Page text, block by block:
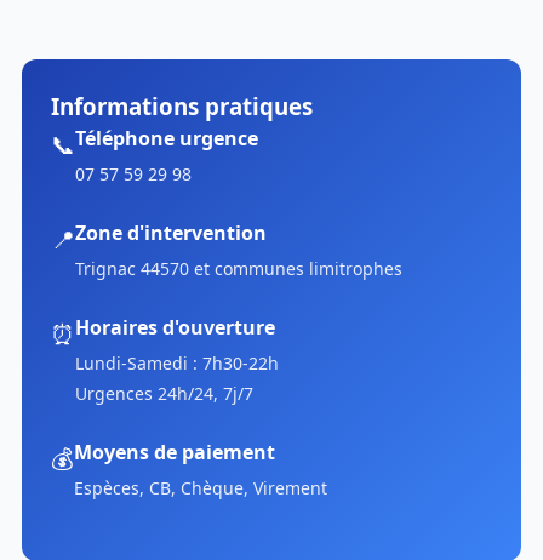
Informations pratiques
📞Téléphone urgence
07 57 59 29 98
📍Zone d'intervention
Trignac 44570 et communes limitrophes
⏰Horaires d'ouverture
Lundi-Samedi : 7h30-22h
Urgences 24h/24, 7j/7
💰Moyens de paiement
Espèces, CB, Chèque, Virement